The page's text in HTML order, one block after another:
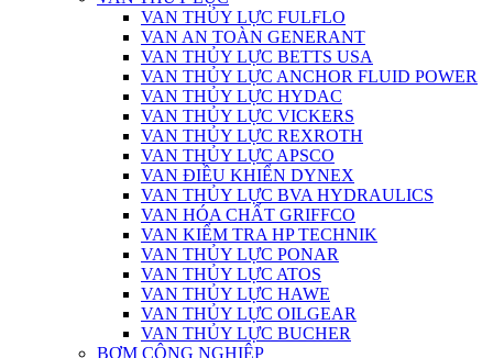
VAN THỦY LỰC FULFLO
VAN AN TOÀN GENERANT
VAN THỦY LỰC BETTS USA
VAN THỦY LỰC ANCHOR FLUID POWER
VAN THỦY LỰC HYDAC
VAN THỦY LỰC VICKERS
VAN THỦY LỰC REXROTH
VAN THỦY LỰC APSCO
VAN ĐIỀU KHIỂN DYNEX
VAN THỦY LỰC BVA HYDRAULICS
VAN HÓA CHẤT GRIFFCO
VAN KIỂM TRA HP TECHNIK
VAN THỦY LỰC PONAR
VAN THỦY LỰC ATOS
VAN THỦY LỰC HAWE
VAN THỦY LỰC OILGEAR
VAN THỦY LỰC BUCHER
BƠM CÔNG NGHIỆP